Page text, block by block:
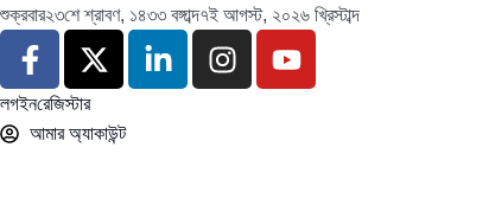
শুক্রবার২৩শে শ্রাবণ, ১৪৩৩ বঙ্গাব্দ৭ই আগস্ট, ২০২৬ খ্রিস্টাব্দ
লগইনরেজিস্টার
আমার অ্যাকাউন্ট